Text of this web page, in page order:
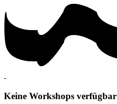
-
Keine Workshops verfügbar